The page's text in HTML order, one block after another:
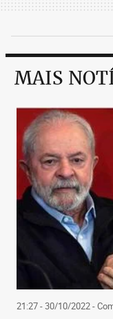
MAIS
21:27 - 30/10/2022-